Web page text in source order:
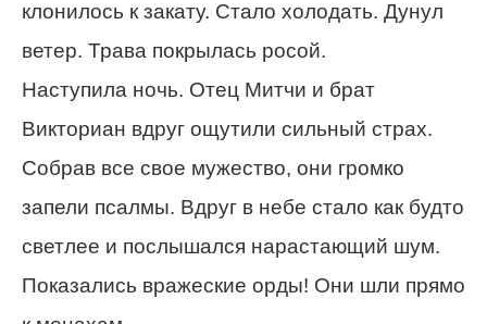
клонилось к закату. Стало холодать. Дунул
ветер. Трава покрылась росой.
Наступила ночь. Отец Митчи и брат
Викториан вдруг ощутили сильный страх.
Собрав все свое мужество, они громко
запели псалмы. Вдруг в небе стало как будто
светлее и послышался нарастающий шум.
Показались вражеские орды! Они шли прямо